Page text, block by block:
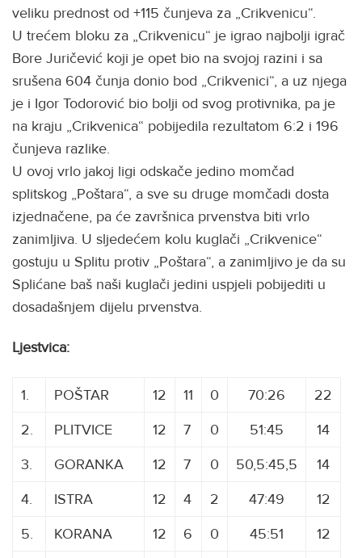
veliku prednost od +115 čunjeva za „Crikvenicu“.
U trećem bloku za „Crikvenicu“ je igrao najbolji igrač
Bore Juričević koji je opet bio na svojoj razini i sa
srušena 604 čunja donio bod „Crikvenici“, a uz njega
je i Igor Todorović bio bolji od svog protivnika, pa je
na kraju „Crikvenica“ pobijedila rezultatom 6:2 i 196
čunjeva razlike.
U ovoj vrlo jakoj ligi odskače jedino momčad
splitskog „Poštara“, a sve su druge momčadi dosta
izjednačene, pa će završnica prvenstva biti vrlo
zanimljiva. U sljedećem kolu kuglači „Crikvenice“
gostuju u Splitu protiv „Poštara“, a zanimljivo je da su
Splićane baš naši kuglači jedini uspjeli pobijediti u
dosadašnjem dijelu prvenstva.
Ljestvica:
1. POŠTAR 12 11 0 70:26
22
2.
PLITVICE 12 7 0 51:45
14
3.
GORANKA 12 7 0 50,5:45,5
14
4.
ISTRA 12 4 2 47:49
12
5.
KORANA 12 6 0 45:51 12